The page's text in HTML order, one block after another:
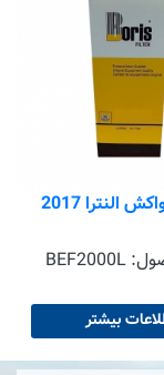
النترا 2017
BEF2000L
بیشتر